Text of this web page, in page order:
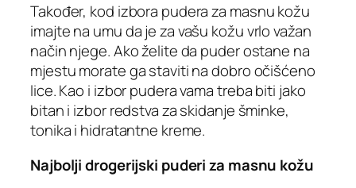
Također, kod izbora pudera za masnu kožu
imajte na umu da je za vašu kožu vrlo važan
način njege. Ako želite da puder ostane na
mjestu morate ga staviti na dobro očišćeno
lice. Kao i izbor pudera vama treba biti jako
bitan i izbor redstva za skidanje šminke,
tonika i hidratantne kreme.
Najbolji drogerijski puderi za masnu kožu